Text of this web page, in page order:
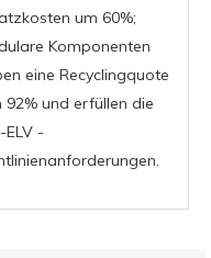
um 60%;
Komponenten
eine Recyclingquote
92% und erfüllen die
ELV -